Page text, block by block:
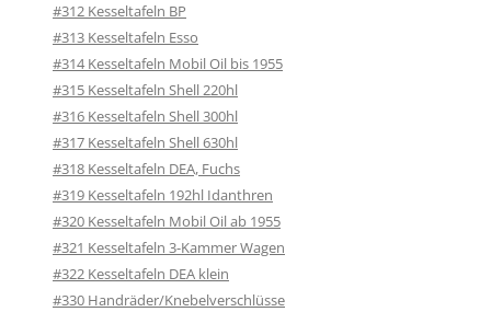
#312 Kesseltafeln BP
#313 Kesseltafeln Esso
#314 Kesseltafeln Mobil Oil bis 1955
#315 Kesseltafeln Shell 220hl
#316 Kesseltafeln Shell 300hl
#317 Kesseltafeln Shell 630hl
#318 Kesseltafeln DEA, Fuchs
#319 Kesseltafeln 192hl Idanthren
#320 Kesseltafeln Mobil Oil ab 1955
#321 Kesseltafeln 3-Kammer Wagen
#322 Kesseltafeln DEA klein
#330 Handräder/Knebelverschlüsse